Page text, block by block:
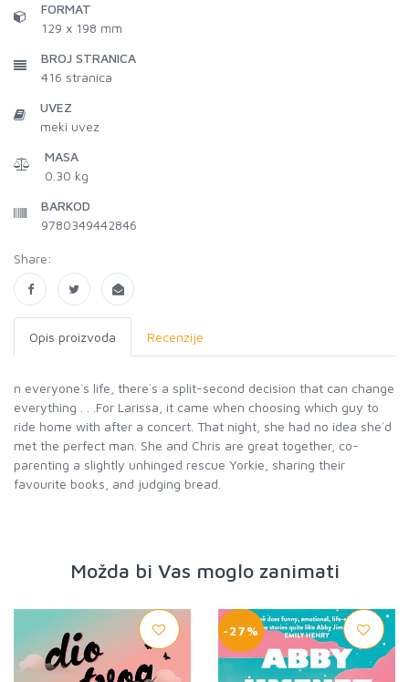
FORMAT
129 x 198 mm
BROJ STRANICA
416 stranica
UVEZ
meki uvez
MASA
0.30 kg
BARKOD
9780349442846
Share:
Opis proizvoda Recenzije
n everyone`s life, there`s a split-second decision that can change
everything . . .For Larissa, it came when choosing which guy to
ride home with after a concert. That night, she had no idea she`d
met the perfect man. She and Chris are great together, co-
parenting a slightly unhinged rescue Yorkie, sharing their
favourite books, and judging bread.
Možda bi Vas moglo zanimati
-27%